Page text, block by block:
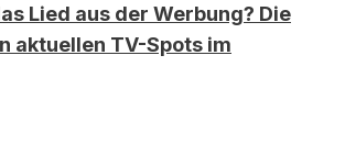
Lied aus der Werbung? Die
aktuellen TV-Spots im